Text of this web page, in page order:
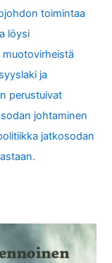
toimintaa
löysi
ja
perustuivat
johtaminen
jatkosodan